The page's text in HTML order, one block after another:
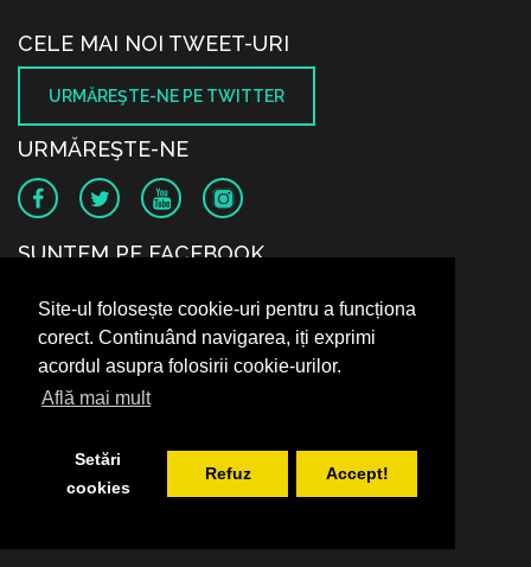
Site-ul folosește cookie-uri pentru a funcționa
corect. Continuând navigarea, iți exprimi
acordul asupra folosirii cookie-urilor.
Află mai mult
Setări
cookies
Refuz Accept!
CELE MAI NOI TWEET-URI
URMĂREŞTE-NE PE TWITTER
URMĂREŞTE-NE
SUNTEM PE FACEBOOK